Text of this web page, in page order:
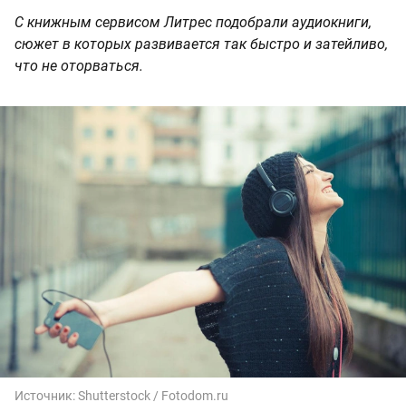
С книжным сервисом Литрес подобрали аудиокниги,
сюжет в которых развивается так быстро и затейливо,
что не оторваться.
Источник:Shutterstock / Fotodom.ru